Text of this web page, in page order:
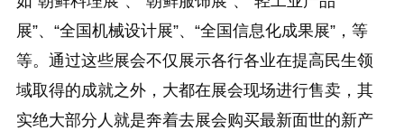
展”、“全国机械设计展”、“全国信息化成果展”，等
等。通过这些展会不仅展示各行各业在提高民生领
域取得的成就之外，大都在展会现场进行售卖，其
实绝大部分人就是奔着去展会购买最新面世的新产